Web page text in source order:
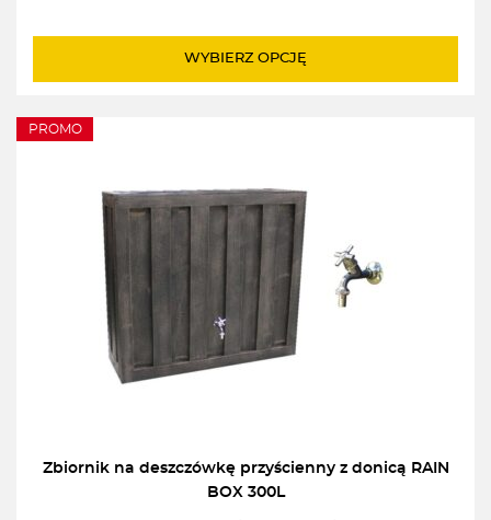
WYBIERZ OPCJĘ
PROMO
Zbiornik na deszczówkę przyścienny z donicą RAIN
BOX 300L